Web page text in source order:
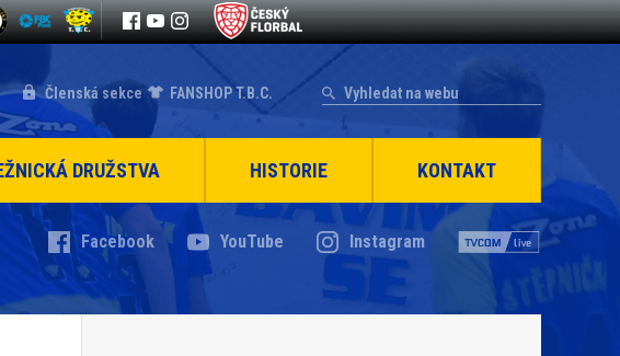
Členská sekce FANSHOP T.B.C.
DRUŽSTVA HISTORIE KONTAKT
Facebook YouTube Instagram